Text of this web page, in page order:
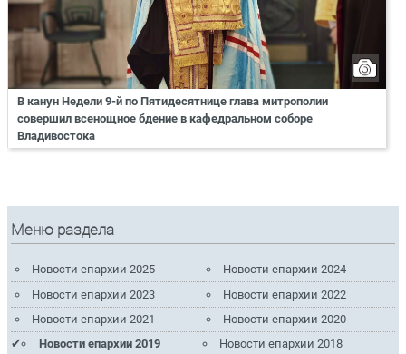
В канун Недели 9-й по Пятидесятнице глава митрополии
совершил всенощное бдение в кафедральном соборе
Владивостока
Меню раздела
Новости епархии 2025
Новости епархии 2024
Новости епархии 2023
Новости епархии 2022
Новости епархии 2021
Новости епархии 2020
Новости епархии 2019
Новости епархии 2018